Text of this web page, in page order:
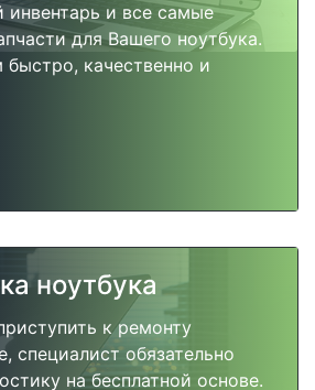
инвентарь и все самые
для Вашего ноутбука.
качественно и
ноутбука
к ремонту
специалист обязательно
на бесплатной основе.